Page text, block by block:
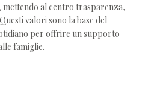
al centro trasparenza,
valori sono la base del
per offrire un supporto
famiglie.